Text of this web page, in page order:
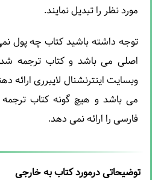
مورد نظر را تبدیل نمایند.
توجه داشته باشید کتاب چه پول
اصلی می باشد و کتاب ترجمه
وبسایت اینترنشنال لایبرری ارائه
می باشد و هیچ گونه کتاب
فارسی را ارائه نمی دهد.
توضیحاتی درمورد کتاب به خارجی